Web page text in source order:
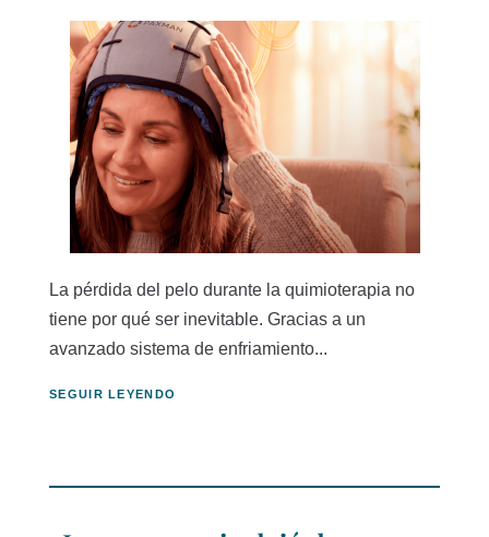
La pérdida del pelo durante la quimioterapia no
tiene por qué ser inevitable. Gracias a un
avanzado sistema de enfriamiento...
SEGUIR LEYENDO